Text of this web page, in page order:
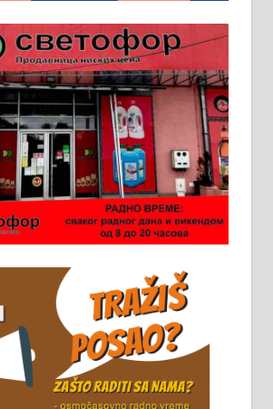
завршних радова
хидроизолације и
061/25-28-058
потребан возач са Б
064/02-85-511
радника за рад на
„Липа промет” у
доћи лично на
у улици Максима
радног дана од
063/465-045
врсте димњака.